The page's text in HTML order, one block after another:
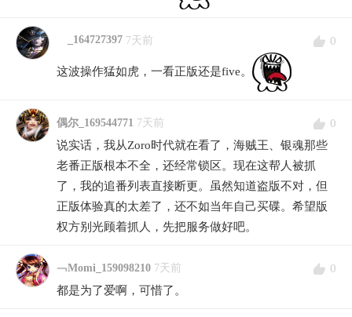
_164727397 7天前 0
这波操作猛如虎，一看正版还是five。
偶尔_169544771 7天前
0
说实话，我从Zoro时代就在看了，海贼王、银魂那些
老番正版根本不全，还经常锁区。现在这帮人被抓
了，我的追番列表直接断更。虽然知道盗版不对，但
正版体验真的太差了，还不如当年自己买碟。希望版
权方别光顾着抓人，先把服务做好吧。
﹁Momi_159098210 7天前
0
都是为了爱啊，可惜了。